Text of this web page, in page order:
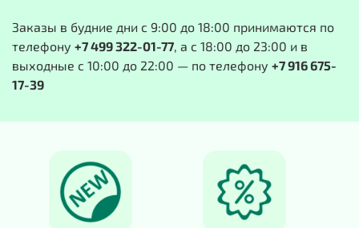
Заказы в будние дни с 9:00 до 18:00 принимаются по
телефону +7 499 322-01-77, а с 18:00 до 23:00 и в
выходные с 10:00 до 22:00 — по телефону +7 916 675-
17-39